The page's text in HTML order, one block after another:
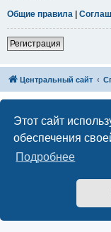
Этот сайт
обеспечения
Подробнее
Общие правила |
Регистрация
Центральный сайт